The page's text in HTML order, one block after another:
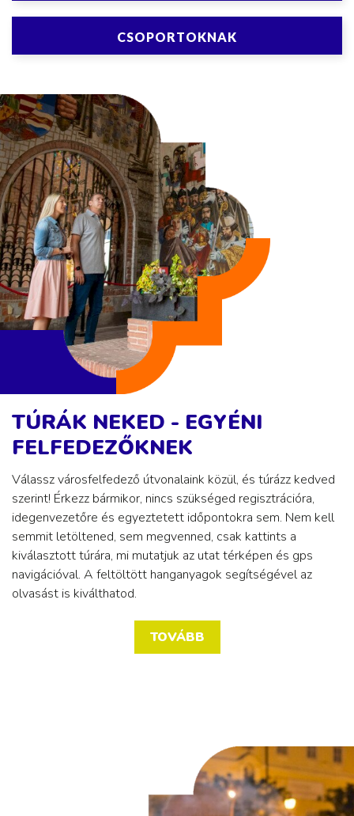
CSOPORTOKNAK
TÚRÁK NEKED - EGYÉNI
FELFEDEZŐKNEK
Válassz városfelfedező útvonalaink közül, és túrázz kedved
szerint! Érkezz bármikor, nincs szükséged regisztrációra,
idegenvezetőre és egyeztetett időpontokra sem. Nem kell
semmit letöltened, sem megvenned, csak kattints a
kiválasztott túrára, mi mutatjuk az utat térképen és gps
navigációval. A feltöltött hanganyagok segítségével az
olvasást is kiválthatod.
TOVÁBB